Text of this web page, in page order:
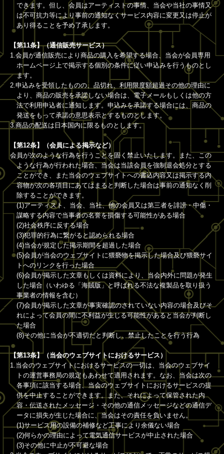
できます。但し、会員はアーティストの事情、当会や当社の事情又
は不可抗力等により事前の通知なくサービス内容に変更又は停止が
あり得ることを予め了承します。
【第11条】（通信販売サービス）
1.会員が通信販売により商品の購入を希望する場合、当会が会員専用
ホームページ上で掲示する個別の条件に従い申込みを行うものとし
ます。
2.申込みを受領したものの、品切れ、利用限度額超過その他の理由に
より、商品の販売を承諾しない場合は、電子メールもしくは他の方
法で利用申込者に通知します。申込みを承諾する場合には、商品の
発送をもって承諾の意思表示とするものとします。
3.商品の配送は日本国内に限るものとします。
【第12条】（会員による掲示など）
会員が次のような行為を行うことを固く禁止いたします。また、この
ような行為が行われた場合、当会は当該会員を強制退会処分とする
ことができ、また当会のウェブサイトへの書込内容又は掲示する内
容物が次の各項目にあてはまると判断した場合は事前の通知なく削
除することができます。
(1)アーティスト、当会、当社、他の会員又は第三者を誹謗・中傷・
謀略する内容で当事者の名誉を損傷する可能性がある場合
(2)社会秩序に反する場合
(3)犯罪的行為に繋がると認められる場合
(4)当会が規定した掲示期間を超過した場合
(5)会員が当会のウェブサイトに猥褻物を掲示した場合及び猥褻サイ
トへのリンクを行った場合
(6)会員が掲示した文章もしくは資料により、当会内外に問題が発生
した場合（いわゆる「海賊版」と呼ばれる不法な複製品を取り扱う
事業者の情報を含む）
(7)会員が掲示した文章が事実確認のされていない内容の場合及びそ
れによって会員の間に不利益が生じる可能性があると当会が判断し
た場合
(8)その他に当会が不適切だと判断し、禁止したことを行う行為
【第13条】（当会のウェブサイトにおけるサービス）
1.当会のウェブサイトにおけるサービスの一切は、当会のウェブサイ
トの運営事務局の規定もあわせて適用されます。なお、当会は次の
各事項に該当する場合、当会のウェブサイトにおけるサービスの提
供を中止することができます。また、それによって保管された内
容・伝送されたメッセージ・その他の通信メッセージなどの通信デ
ータに損失が生じた場合に、当会はその責任を負いません。
(1)サービス用の設備の補修など工事により余儀ない場合
(2)何らかの理由によって電気通信サービスが中止された場合
(3)その他に中止が不可避な場合